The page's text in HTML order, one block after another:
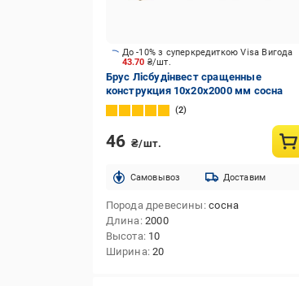
43.70 ₴/шт.
До -10% з суперкредиткою Visa Вигода
Брус Лісбудінвест сращенные
конструкция 10х20х2000 мм сосна
2
46 ₴/шт.
Cамовывоз Доставим
Порода древесины сосна
Длина 2000
Высота 10
Ширина 20